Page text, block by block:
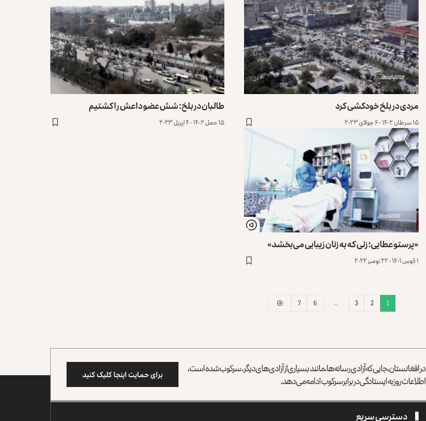
مردی در بلخ خودکشی کرد
۱۵ سرطان ۱۴۰۲ - ۶ جولای ۲۰۲۳
طالبان در بلخ: شش عضو داعش را کشتیم
۱۵ حمل ۱۴۰۲ - ۴ اپریل ۲۰۲۳
«پرستو عطایی؛ زنی که به زنان زیبایی می‌بخشد»
۱ قوس ۱۴۰۱ - ۲۲ نومبر ۲۰۲۲
1
2
3
…
6
7
در افغانستان، جایی که آزادی رسانه‌ها، مانند بسیاری از آزادی‌های دیگر، سرکوب شده است،
اطلاعات روز به ایستادگی در برابر سرکوب ادامه می‌دهد. برای حمایت اینجا کلیک کنید
دسترسی سریع